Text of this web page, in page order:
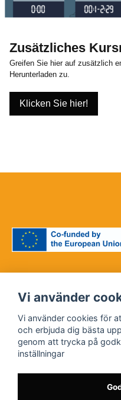
Zusätzliches
Greifen Sie hier auf zusätzlich
Herunterladen zu.
Klicken Sie hier!
2022-1-SE01-KA220-HED-
000088261
Vi använder
Vi använder cookies för
och erbjuda dig bästa
genom att trycka på
inställningar